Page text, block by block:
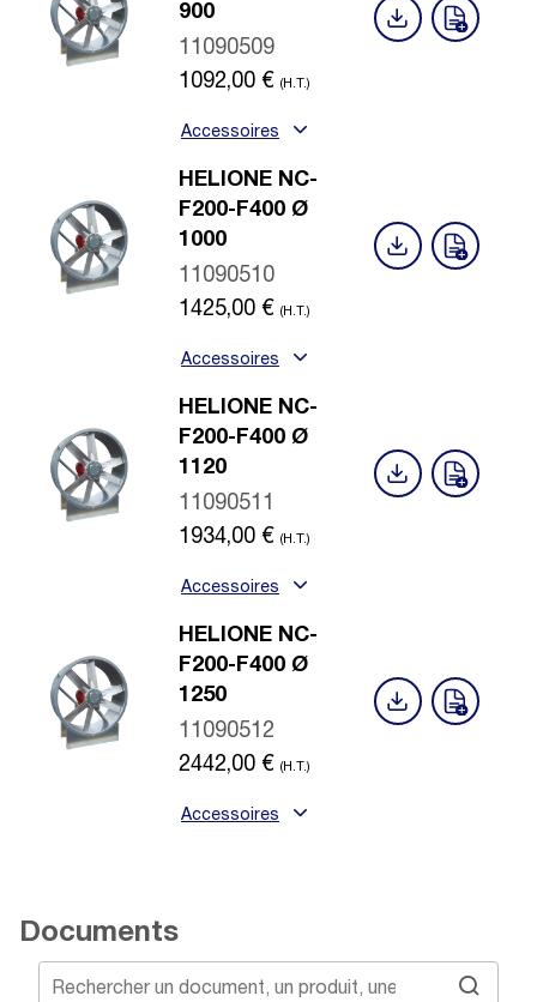
900
11090509
1092,00 € (H.T.)
Accessoires
HELIONE NC-
F200-F400 Ø
1000
11090510
1425,00 € (H.T.)
Accessoires
HELIONE NC-
F200-F400 Ø
1120
11090511
1934,00 € (H.T.)
Accessoires
HELIONE NC-
F200-F400 Ø
1250
11090512
2442,00 € (H.T.)
Accessoires
Documents